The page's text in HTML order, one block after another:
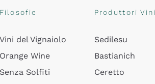
Filosofie
Vini del Vignaiolo
Orange Wine
Senza Solfiti
Produttori Vini
Sedilesu
Bastianich
Ceretto